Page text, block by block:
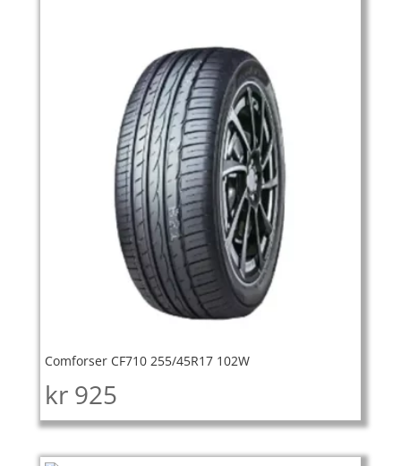
Comforser CF710 255/45R17 102W
kr 925